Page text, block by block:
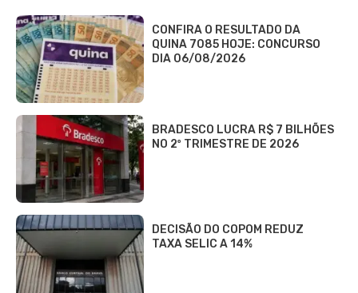
CONFIRA O RESULTADO DA
QUINA 7085 HOJE: CONCURSO
DIA 06/08/2026
BRADESCO LUCRA R$ 7 BILHÕES
NO 2º TRIMESTRE DE 2026
DECISÃO DO COPOM REDUZ
TAXA SELIC A 14%